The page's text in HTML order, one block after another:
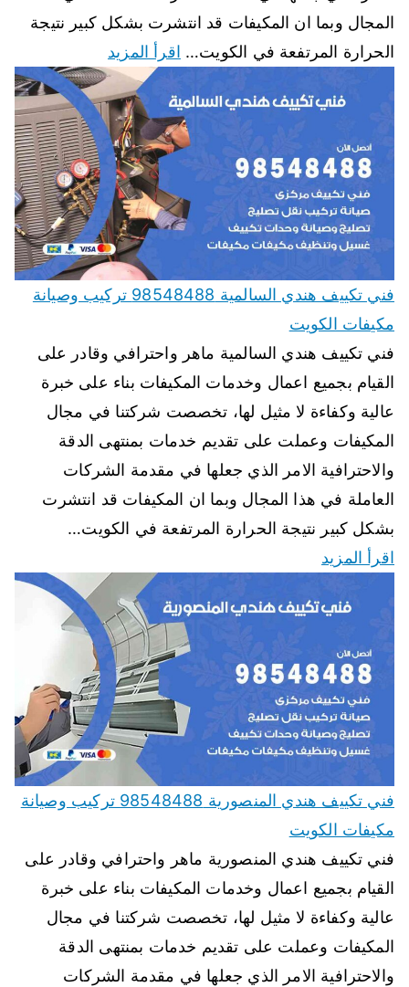
المجال وبما ان المكيفات قد انتشرت بشكل كبير نتيجة
الحرارة المرتفعة في الكويت… اقرأ المزيد
فني تكييف هندي السالمية 98548488 تركيب وصيانة
مكيفات الكويت
فني تكييف هندي السالمية ماهر واحترافي وقادر على
القيام بجميع اعمال وخدمات المكيفات بناء على خبرة
عالية وكفاءة لا مثيل لها، تخصصت شركتنا في مجال
المكيفات وعملت على تقديم خدمات بمنتهى الدقة
والاحترافية الامر الذي جعلها في مقدمة الشركات
العاملة في هذا المجال وبما ان المكيفات قد انتشرت
بشكل كبير نتيجة الحرارة المرتفعة في الكويت…
اقرأ المزيد
فني تكييف هندي المنصورية 98548488 تركيب وصيانة
مكيفات الكويت
فني تكييف هندي المنصورية ماهر واحترافي وقادر على
القيام بجميع اعمال وخدمات المكيفات بناء على خبرة
عالية وكفاءة لا مثيل لها، تخصصت شركتنا في مجال
المكيفات وعملت على تقديم خدمات بمنتهى الدقة
والاحترافية الامر الذي جعلها في مقدمة الشركات